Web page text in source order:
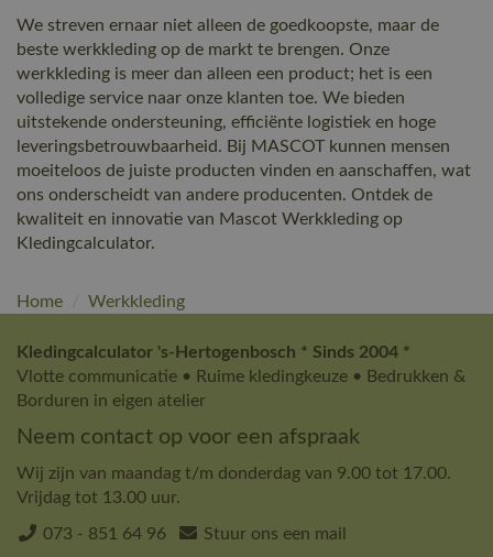
We streven ernaar niet alleen de goedkoopste, maar de
beste werkkleding op de markt te brengen. Onze
werkkleding is meer dan alleen een product; het is een
volledige service naar onze klanten toe. We bieden
uitstekende ondersteuning, efficiënte logistiek en hoge
leveringsbetrouwbaarheid. Bij MASCOT kunnen mensen
moeiteloos de juiste producten vinden en aanschaffen, wat
ons onderscheidt van andere producenten. Ontdek de
kwaliteit en innovatie van Mascot Werkkleding op
Kledingcalculator.
Home / Werkkleding
Kledingcalculator 's-Hertogenbosch * Sinds 2004 *
Vlotte communicatie • Ruime kledingkeuze • Bedrukken &
Borduren in eigen atelier
Neem contact op voor een afspraak
Wij zijn van maandag t/m donderdag van 9.00 tot 17.00.
Vrijdag tot 13.00 uur.
073 - 851 64 96 Stuur ons een mail